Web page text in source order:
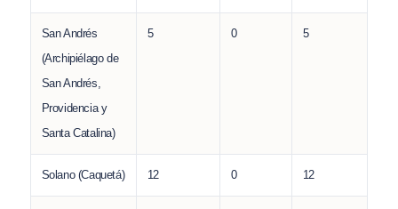
San Andrés
(Archipiélago de
San Andrés,
Providencia y
Santa Catalina)
5 0 5
Solano (Caquetá) 12 0 12